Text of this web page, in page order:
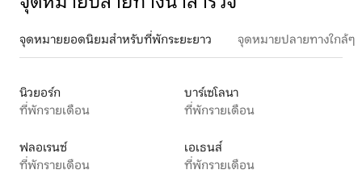
จุดหมายยอดนิยมสำหรับที่พักระยะยาว จุดหมายปลายทางใกล้ๆ
นิวยอร์ก
ที่พักรายเดือน
บาร์เซโลนา
ที่พักรายเดือน
ฟลอเรนซ์
ที่พักรายเดือน
เอเธนส์
ที่พักรายเดือน